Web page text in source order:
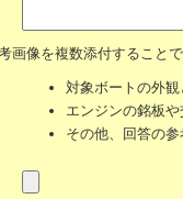
画像を複数添付すること
対象ボートの外
エンジンの銘板
その他、回答の